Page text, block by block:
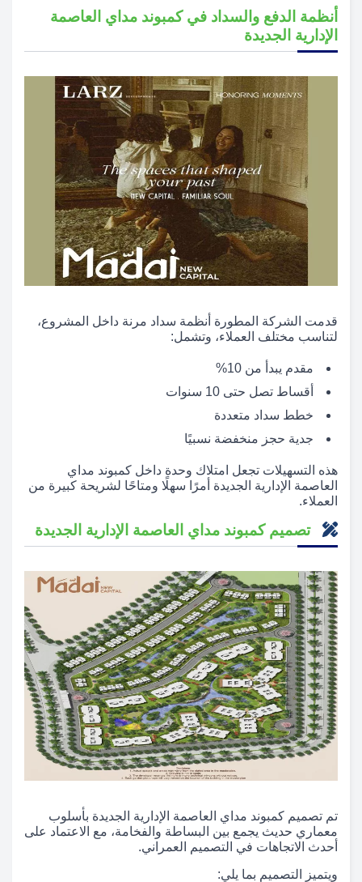
أنظمة الدفع والسداد في كمبوند مداي العاصمة
الإدارية الجديدة
قدمت الشركة المطورة أنظمة سداد مرنة داخل المشروع،
لتناسب مختلف العملاء، وتشمل:
مقدم يبدأ من 10%
أقساط تصل حتى 10 سنوات
خطط سداد متعددة
جدية حجز منخفضة نسبيًا
هذه التسهيلات تجعل امتلاك وحدة داخل كمبوند مداي
العاصمة الإدارية الجديدة أمرًا سهلًا ومتاحًا لشريحة كبيرة من
العملاء.
تصميم كمبوند مداي العاصمة الإدارية الجديدة
تم تصميم كمبوند مداي العاصمة الإدارية الجديدة بأسلوب
معماري حديث يجمع بين البساطة والفخامة، مع الاعتماد على
أحدث الاتجاهات في التصميم العمراني.
ويتميز التصميم بما يلي: